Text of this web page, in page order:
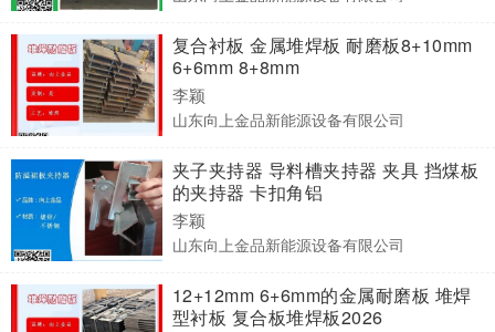
复合衬板 金属堆焊板 耐磨板8+10mm
6+6mm 8+8mm
李颖
山东向上金品新能源设备有限公司
夹子夹持器 导料槽夹持器 夹具 挡煤板
的夹持器 卡扣角铝
李颖
山东向上金品新能源设备有限公司
12+12mm 6+6mm的金属耐磨板 堆焊
型衬板 复合板堆焊板2026